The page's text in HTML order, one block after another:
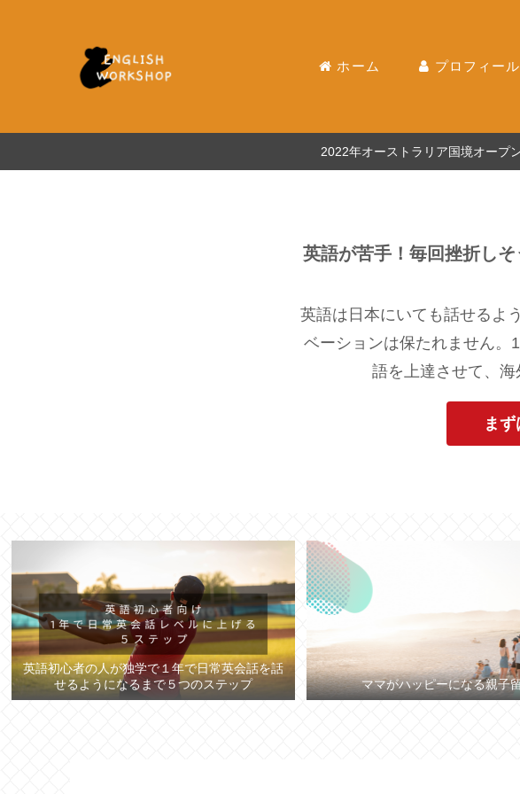
ホーム プロフィール
2022年オーストラリア国境オープ
英語が苦手！毎回挫折し
英語は日本にいても話せるよ
ベーションは保たれません。
語を上達させて、海
ま
英語初心者の人が独学で１年で日常英会話を話
せるようになるまで５つのステップ
ママがハッピーになる親子